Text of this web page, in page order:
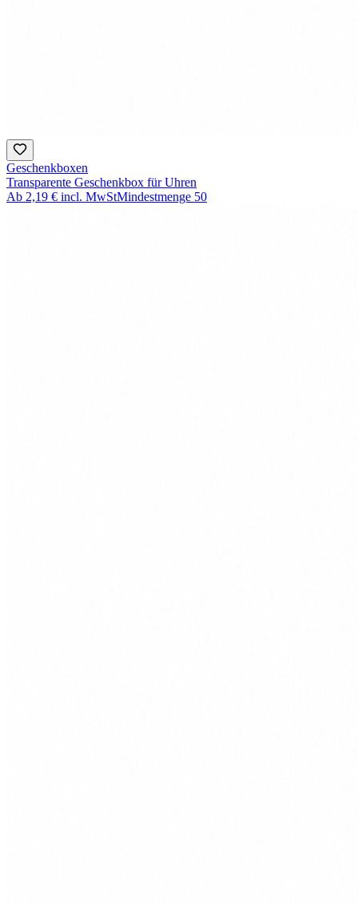
Geschenkboxen
Transparente Geschenkbox für Uhren
Ab 2,19 € incl. MwStMindestmenge 50